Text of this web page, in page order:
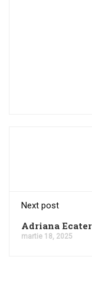
Next post
Adriana
martie 18, 2025